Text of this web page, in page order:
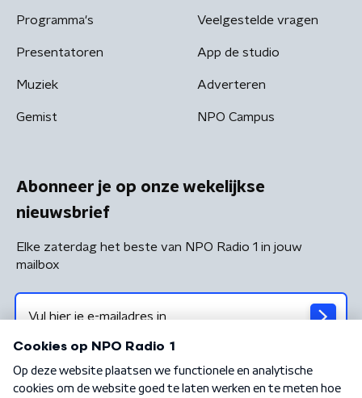
Programma's
Presentatoren
Muziek
Gemist
Veelgestelde vragen
App de studio
Adverteren
NPO Campus
Abonneer je op onze wekelijkse
nieuwsbrief
Elke zaterdag het beste van NPO Radio 1 in jouw
mailbox